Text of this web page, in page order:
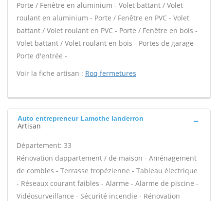
Porte / Fenêtre en aluminium - Volet battant / Volet
roulant en aluminium - Porte / Fenêtre en PVC - Volet
battant / Volet roulant en PVC - Porte / Fenêtre en bois -
Volet battant / Volet roulant en bois - Portes de garage -
Porte d'entrée -
Voir la fiche artisan : Roq fermetures
Auto entrepreneur Lamothe landerron
Artisan
Département: 33
Rénovation dappartement / de maison - Aménagement
de combles - Terrasse tropézienne - Tableau électrique
- Réseaux courant faibles - Alarme - Alarme de piscine -
Vidéosurveillance - Sécurité incendie - Rénovation